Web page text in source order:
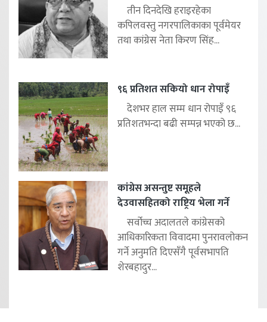
तीन दिनदेखि हराइरहेका
कपिलवस्तु नगरपालिकाका पूर्वमेयर
तथा कांग्रेस नेता किरण सिंह...
९६ प्रतिशत सकियो धान रोपाइँ
देशभर हाल सम्म धान रोपाइँ ९६
प्रतिशतभन्दा बढी सम्पन्न भएको छ...
कांग्रेस असन्तुष्ट समूहले
देउवासहितको राष्ट्रिय भेला गर्ने
सर्वोच्च अदालतले कांग्रेसको
आधिकारिकता विवादमा पुनरावलोकन
गर्ने अनुमति दिएसँगै पूर्वसभापति
शेरबहादुर...